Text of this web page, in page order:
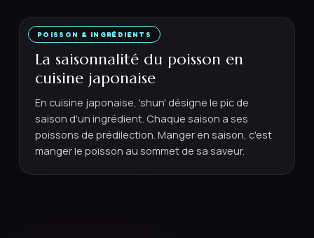
POISSON & INGRÉDIENTS
14 MAI 2026 · 6 MIN
La saisonnalité du poisson en
cuisine japonaise
En cuisine japonaise, 'shun' désigne le pic de
saison d'un ingrédient. Chaque saison a ses
poissons de prédilection. Manger en saison, c'est
manger le poisson au sommet de sa saveur.